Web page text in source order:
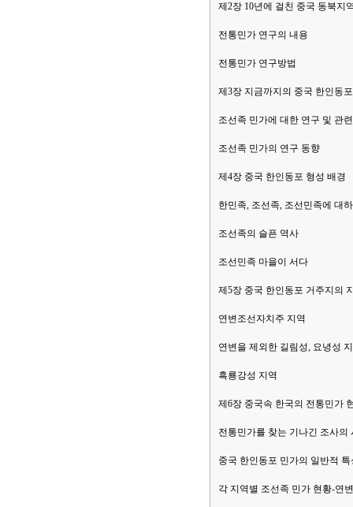
제2장 10년에 걸친 중국 동북지
전통민가 연구의 내용
전통민가 연구방법
제3장 지금까지의 중국 한인동
조선족 민가에 대한 연구 및 관
조선족 민가의 연구 동향
제4장 중국 한인동포 형성 배경
한민족, 조선족, 조선민족에 대
조선족의 슬픈 역사
조선민족 마을이 서다
제5장 중국 한인동포 거주지의
연변조선자치주 지역
연변을 제외한 길림성, 요녕성
흑룡강성 지역
제6장 중국속 한국의 전통민가
전통민가를 찾는 기나긴 조사의
중국 한인동포 민가의 일반적 특
각 지역별 조선족 민가 현황-연